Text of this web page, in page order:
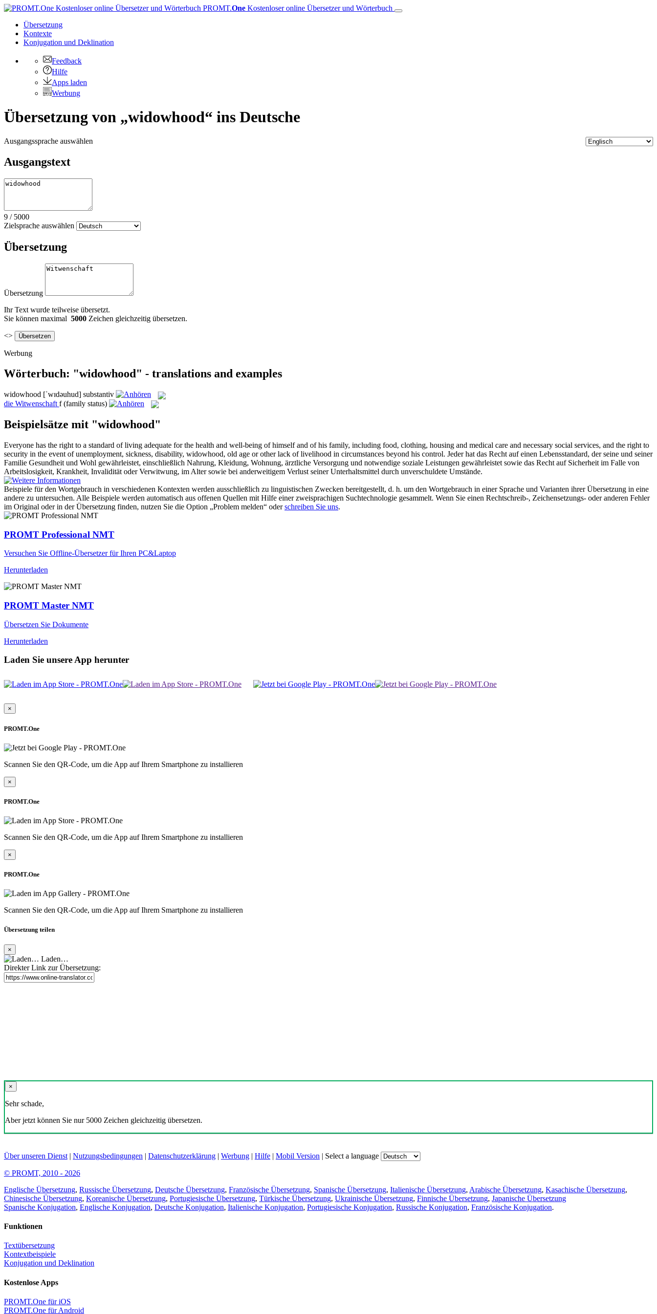
PROMT.One Kostenloser online Übersetzer und Wörterbuch
Übersetzung
Kontexte
Konjugation und Deklination
Feedback
Hilfe
Apps laden
Werbung
Übersetzung von „widowhood“ ins Deutsche
Ausgangssprache auswählen
Ausgangstext
9 / 5000
Zielsprache auswählen
Übersetzung
Übersetzung
Ihr Text wurde teilweise übersetzt.
Sie können maximal 5000 Zeichen gleichzeitig übersetzen.
<>
Werbung
Wörterbuch: "widowhood" - translations and examples
widowhood [ˈwɪdəuhud] substantiv
die Witwenschaft f (family status)
Beispielsätze mit "widowhood"
Everyone has the right to a standard of living adequate for the health and well-being of himself and of his family, including food, clothing, housing and medical care and necessary social services, and the right to
security in the event of unemployment, sickness, disability, widowhood, old age or other lack of livelihood in circumstances beyond his control. Jeder hat das Recht auf einen Lebensstandard, der seine und seiner
Familie Gesundheit und Wohl gewährleistet, einschließlich Nahrung, Kleidung, Wohnung, ärztliche Versorgung und notwendige soziale Leistungen gewährleistet sowie das Recht auf Sicherheit im Falle von
Arbeitslosigkeit, Krankheit, Invalidität oder Verwitwung, im Alter sowie bei anderweitigem Verlust seiner Unterhaltsmittel durch unverschuldete Umstände.
Beispiele für den Wortgebrauch in verschiedenen Kontexten werden ausschließlich zu linguistischen Zwecken bereitgestellt, d. h. um den Wortgebrauch in einer Sprache und Varianten ihrer Übersetzung in eine
andere zu untersuchen. Alle Beispiele werden automatisch aus offenen Quellen mit Hilfe einer zweisprachigen Suchtechnologie gesammelt. Wenn Sie einen Rechtschreib-, Zeichensetzungs- oder anderen Fehler
im Original oder in der Übersetzung finden, nutzen Sie die Option „Problem melden“ oderschreiben Sie uns.
PROMT Professional NMT
Versuchen Sie Offline-Übersetzer für Ihren PC&Laptop
Herunterladen
PROMT Master NMT
Übersetzen Sie Dokumente
Herunterladen
Laden Sie unsere App herunter
×
PROMT.One
Scannen Sie den QR-Code, um die App auf Ihrem Smartphone zu installieren
×
PROMT.One
Scannen Sie den QR-Code, um die App auf Ihrem Smartphone zu installieren
×
PROMT.One
Scannen Sie den QR-Code, um die App auf Ihrem Smartphone zu installieren
Übersetzung teilen
×
Laden…
Direkter Link zur Übersetzung:
×
Sehr schade,
Aber jetzt können Sie nur 5000 Zeichen gleichzeitig übersetzen.
Über unseren Dienst | Nutzungsbedingungen | Datenschutzerklärung | Werbung | Hilfe | Mobil Version | Select a language
© PROMT, 2010 - 2026
Englische Übersetzung, Russische Übersetzung, Deutsche Übersetzung, Französische Übersetzung, Spanische Übersetzung, Italienische Übersetzung, Arabische Übersetzung, Kasachische Übersetzung,
Chinesische Übersetzung, Koreanische Übersetzung, Portugiesische Übersetzung, Türkische Übersetzung, Ukrainische Übersetzung, Finnische Übersetzung, Japanische Übersetzung
Spanische Konjugation, Englische Konjugation, Deutsche Konjugation, Italienische Konjugation, Portugiesische Konjugation, Russische Konjugation, Französische Konjugation.
Funktionen
Textübersetzung
Kontextbeispiele
Konjugation und Deklination
Kostenlose Apps
PROMT.One für iOS
PROMT.One für Android